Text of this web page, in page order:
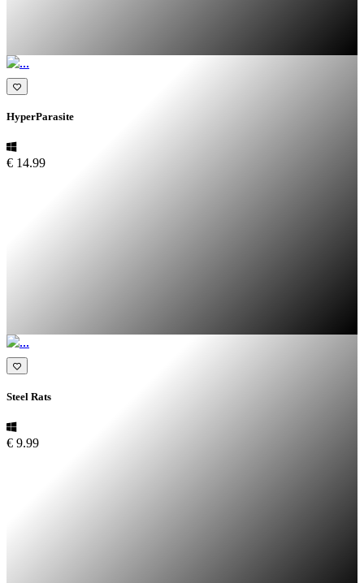
HyperParasite
€ 14.99
Steel Rats
€ 9.99